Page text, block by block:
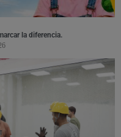
la diferencia.